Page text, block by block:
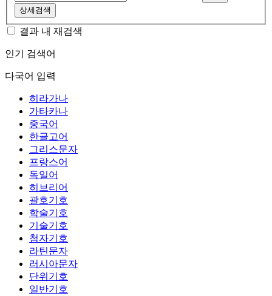
상세검색
결과 내 재검색
인기 검색어
다국어 입력
히라가나
가타카나
중국어
한글고어
그리스문자
프랑스어
독일어
히브리어
괄호기호
학술기호
기술기호
첨자기호
라틴문자
러시아문자
단위기호
일반기호